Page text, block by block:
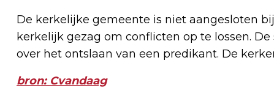
De kerkelijke gemeente is niet aangesloten
kerkelijk gezag om conflicten op te lossen.
over het ontslaan van een predikant. De
bron: Cvandaag